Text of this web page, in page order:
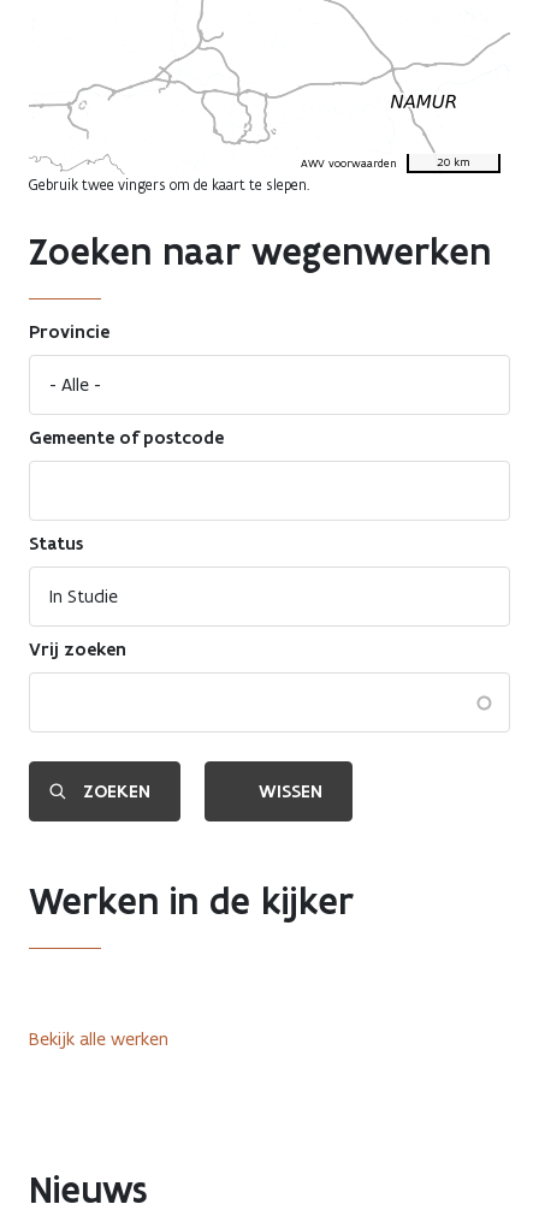
AWV voorwaarden 20 km
Gebruik twee vingers om de kaart te slepen.
Werken in de kijker
Bekijk alle werken
Zoeken naar wegenwerken
Provincie
Gemeente of postcode
Status
Vrij zoeken
Nieuws